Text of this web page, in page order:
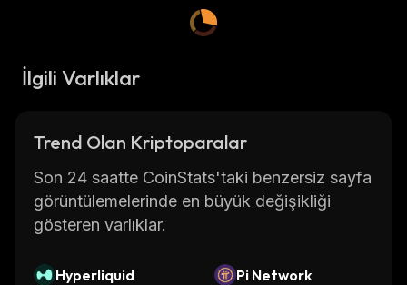
İlgili Varlıklar
Trend Olan Kriptoparalar
Son 24 saatte CoinStats'taki benzersiz sayfa
görüntülemelerinde en büyük değişikliği
gösteren varlıklar.
Hyperliquid
Pi Network